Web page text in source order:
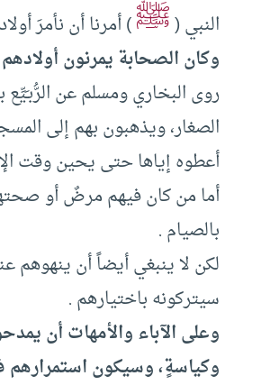
النبي (ﷺ) أمرنا أن نأمرَ
وكان الصحابة يمرنون
روى البخاري ومسلم عن
الصغار، ويذهبون بهم إلى
أعطوه إياها حتى يحين وقت
أما من كان فيهم مرضٌ أو
بالصيام .
لكن لا ينبغي أيضاً أن ينهوهم
سيتركونه باختيارهم .
وعلى الآباء والأمهات أن
وكياسةٍ، وسيكون استمرارهم